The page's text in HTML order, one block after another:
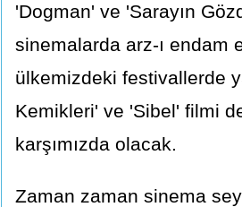
'Dogman' ve 'Sarayın
sinemalarda arz-ı endam
ülkemizdeki festivallerde
Kemikleri' ve 'Sibel' filmi
karşımızda olacak.
Zaman zaman sinema